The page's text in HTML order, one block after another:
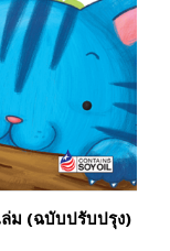
ล่ม (ฉบับปรับปรุง)